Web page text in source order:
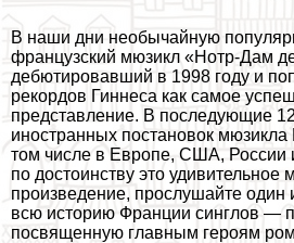
В наши дни необычайную
французский мюзикл «Нотр-Дам
дебютировавший в 1998 году и
рекордов Гиннеса как самое
представление. В последующие
иностранных постановок
том числе в Европе, США, России
по достоинству это удивительное
произведение, прослушайте один
всю историю Франции синглов —
посвященную главным героям